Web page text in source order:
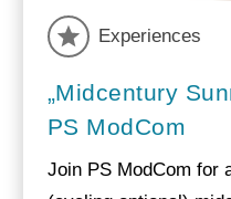
Experiences
„Midcentury
PS ModCom
Join PS ModCom for